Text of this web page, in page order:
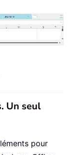
Un seul
pour